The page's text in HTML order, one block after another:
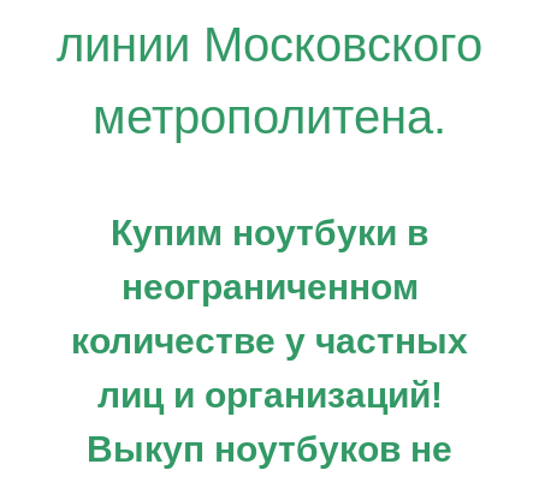
линии Московского
метрополитена.
Купим ноутбуки в
неограниченном
количестве у частных
лиц и организаций!
Выкуп ноутбуков не